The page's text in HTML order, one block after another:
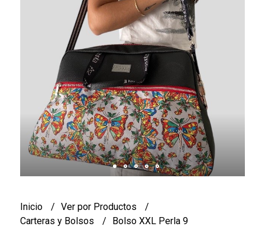
Inicio
Ver por Productos
Carteras y Bolsos
Bolso XXL Perla 9